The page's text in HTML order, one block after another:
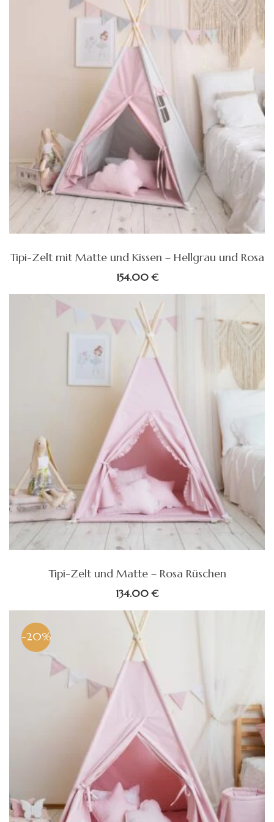
Tipi-Zelt mit Matte und Kissen – Hellgrau und Rosa
154.00€
Tipi-Zelt und Matte – Rosa Rüschen
134.00€
-20%